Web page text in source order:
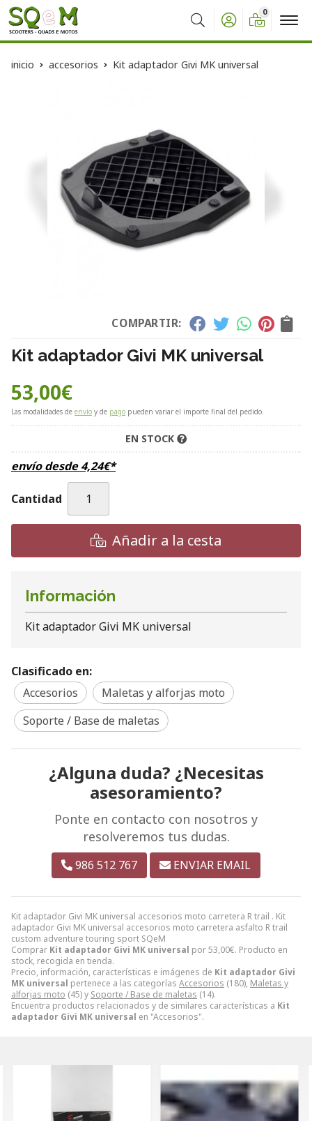
Buscar
0
inicio accesorios Kit adaptador Givi MK universal
COMPARTIR:
Kit adaptador Givi MK universal
53,00€
Las modalidades de envío y de pago pueden variar el importe final del pedido.
EN STOCK
envío desde4,24€*
Cantidad
Añadir a la cesta
Kit adaptador Givi MK universal accesorios moto carretera R trail . Kit
adaptador Givi MK universal accesorios moto carretera asfalto R trail
custom adventure touring sport SQeM
Comprar Kit adaptador Givi MK universal por53,00€. Producto en
stock, recogida en tienda.
Precio, información, características e imágenes de Kit adaptador Givi
MK universal pertenece a las categorías Accesorios (180), Maletas y
alforjas moto (45) y Soporte / Base de maletas (14).
Encuentra productos relacionados y de similares características a Kit
adaptador Givi MK universal en "Accesorios".
Información
Kit adaptador Givi MK universal
Clasificado en:
Accesorios
Maletas y alforjas moto
Soporte / Base de maletas
¿Alguna duda? ¿Necesitas
asesoramiento?
Ponte en contacto con nosotros y
resolveremos tus dudas.
986 512 767 ENVIAR EMAIL